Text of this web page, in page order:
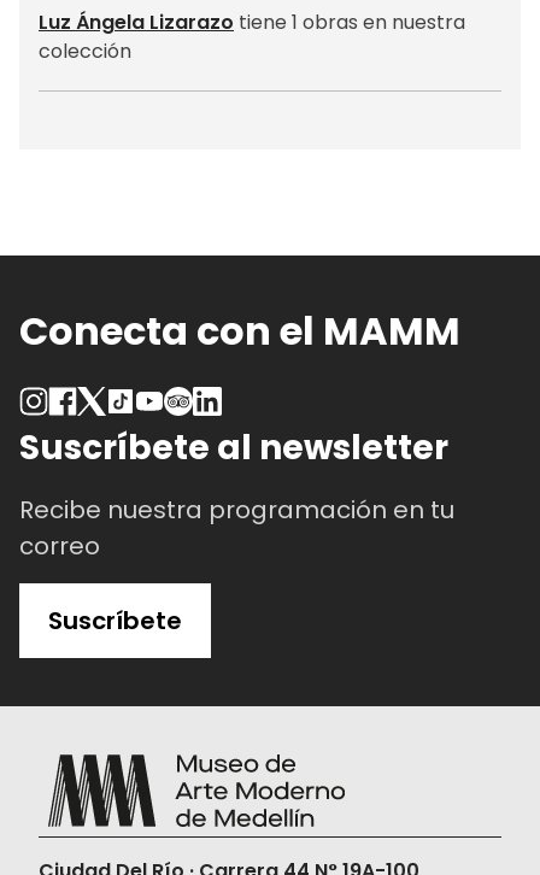
Luz Ángela Lizarazo tiene 1 obras en nuestra
colección
Conecta con el MAMM
Suscríbete al newsletter
Recibe nuestra programación en tu
correo
Suscríbete